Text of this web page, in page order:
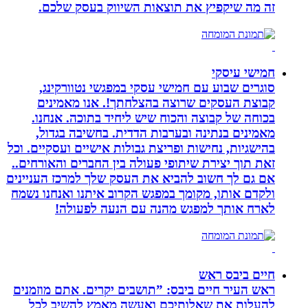
זה מה שיקפיץ את תוצאות השיווק בעסק שלכם.
חמישי עיסקי
סוגרים שבוע עם חמישי עסקי במפגשי נטוורקינג,
קבוצת העסקים שרוצה בהצלחתך!. אנו מאמינים
בכוחה של קבוצה והכוח שיש ליחיד בתוכה. אנחנו.
מאמינים בנתינה ובערבות הדדית. בחשיבה בגדול,
בהישגיות, נחישות ופריצת גבולות אישיים ועסקיים. וכל
זאת תוך יצירת שיתופי פעולה בין החברים והאורחים..
אם גם לך חשוב להביא את העסק שלך למרכז העניינים
ולקדם אותו, מקומך במפגש הקרוב איתנו ואנחנו נשמח
לארח אותך למפגש מהנה עם הנעה לפעולה!
חיים ביבס ראש
ראש העיר חיים ביבס: ”תושבים יקרים. אתם מוזמנים
להעלות את שאלותיכם ואעשה מאמץ להשיב לכל